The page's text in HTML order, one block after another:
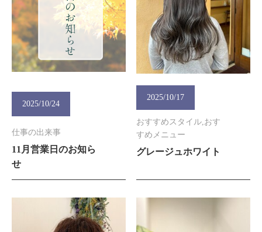
2025/10/24
仕事の出来事
11月営業日のお知ら
せ
2025/10/17
おすすめスタイル,おす
すめメニュー
グレージュホワイト